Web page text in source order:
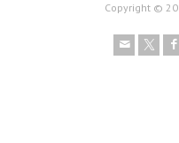
Copyright ©